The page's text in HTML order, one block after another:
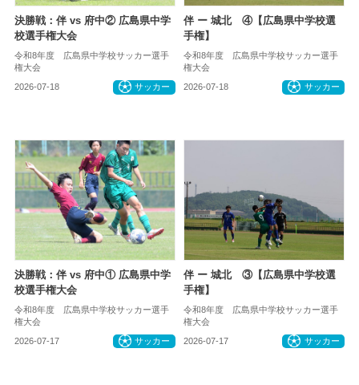
決勝戦：伴 vs 府中② 広島県中学
校選手権大会
令和8年度 広島県中学校サッカー選手
権大会
2026-07-18 サッカー
伴 ー 城北 ④【広島県中学校選
手権】
令和8年度 広島県中学校サッカー選手
権大会
2026-07-18 サッカー
決勝戦：伴 vs 府中① 広島県中学
校選手権大会
令和8年度 広島県中学校サッカー選手
権大会
2026-07-17 サッカー
伴 ー 城北 ③【広島県中学校選
手権】
令和8年度 広島県中学校サッカー選手
権大会
2026-07-17 サッカー